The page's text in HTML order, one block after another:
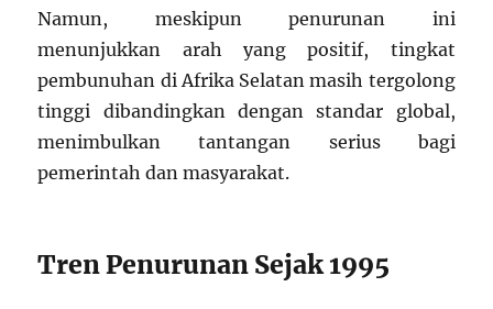
Namun, meskipun penurunan ini
menunjukkan arah yang positif, tingkat
pembunuhan di Afrika Selatan masih tergolong
tinggi dibandingkan dengan standar global,
menimbulkan tantangan serius bagi
pemerintah dan masyarakat.
Tren Penurunan Sejak 1995